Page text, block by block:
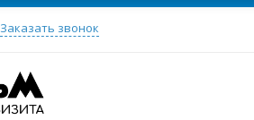
Заказать звонок